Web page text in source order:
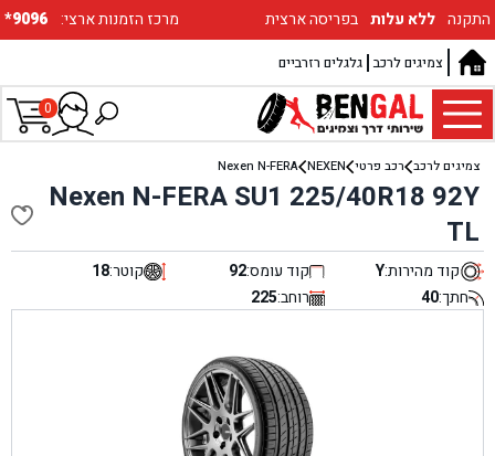
*9096 :מרכז הזמנות ארצי התקנה ללא עלות בפריסה ארצית
גלגלים רזרביים צמיגים לרכב
0
צמיגים לרכב רכב פרטי NEXEN
Nexen N-FERA
Nexen N-FERA SU1 225/40R18 92Y
TL
קוד מהירות:Y קוד עומס:92 קוטר:18
חתך:40 רוחב:225